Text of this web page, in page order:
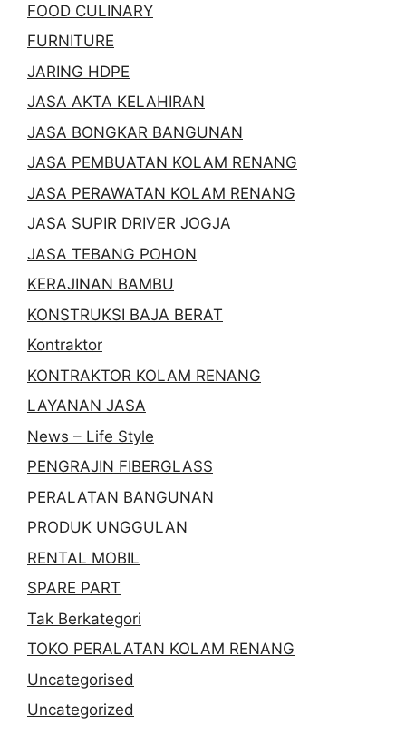
FOOD CULINARY
FURNITURE
JARING HDPE
JASA AKTA KELAHIRAN
JASA BONGKAR BANGUNAN
JASA PEMBUATAN KOLAM RENANG
JASA PERAWATAN KOLAM RENANG
JASA SUPIR DRIVER JOGJA
JASA TEBANG POHON
KERAJINAN BAMBU
KONSTRUKSI BAJA BERAT
Kontraktor
KONTRAKTOR KOLAM RENANG
LAYANAN JASA
News – Life Style
PENGRAJIN FIBERGLASS
PERALATAN BANGUNAN
PRODUK UNGGULAN
RENTAL MOBIL
SPARE PART
Tak Berkategori
TOKO PERALATAN KOLAM RENANG
Uncategorised
Uncategorized